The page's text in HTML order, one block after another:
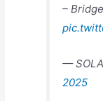
–
—
2025